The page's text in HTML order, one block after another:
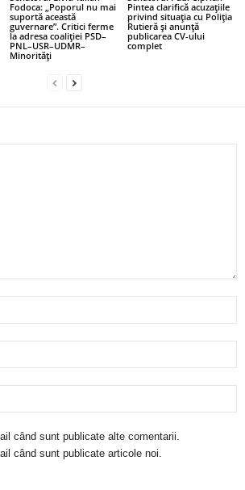
Fodoca: „Poporul nu mai
suportă această
guvernare”. Critici ferme
la adresa coaliției PSD–
PNL–USR–UDMR–
Minorități
Pintea clarifică acuzațiile
privind situația cu Poliția
Rutieră și anunță
publicarea CV-ului
complet
când sunt publicate alte comentarii.
când sunt publicate articole noi.